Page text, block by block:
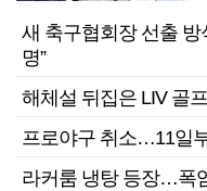
새 축구협회장 선출
명”
해체설 뒤집은 LIV 골
프로야구 취소…11일
라커룸 냉탕 등장…폭